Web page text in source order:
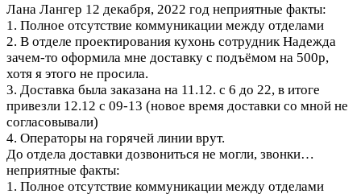
Лана Лангер 12 декабря, 2022 год неприятные факты:
1. Полное отсутствие коммуникации между отделами
2. В отделе проектирования кухонь сотрудник Надежда
зачем-то оформила мне доставку с подъёмом на 500р,
хотя я этого не просила.
3. Доставка была заказана на 11.12. с 6 до 22, в итоге
привезли 12.12 с 09-13 (новое время доставки со мной не
согласовывали)
4. Операторы на горячей линии врут.
До отдела доставки дозвониться не могли, звонки…
неприятные факты:
1. Полное отсутствие коммуникации между отделами